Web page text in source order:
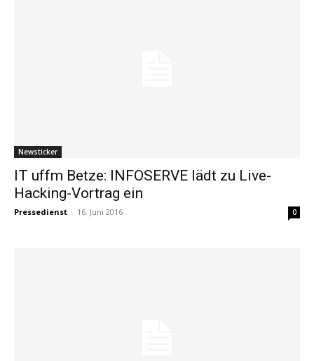
Newsticker
IT uffm Betze: INFOSERVE lädt zu Live-
Hacking-Vortrag ein
Pressedienst - 16. Juni 2016 0